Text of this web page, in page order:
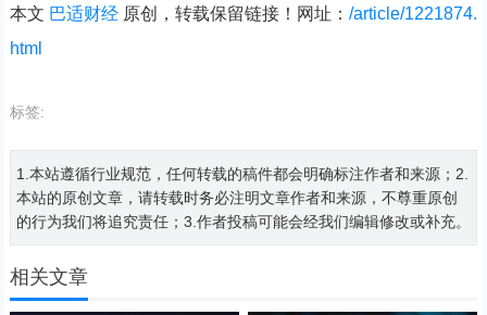
本文 巴适财经原创，转载保留链接！网址： /article/1221874.
html
标签:
1.本站遵循行业规范，任何转载的稿件都会明确标注作者和来源；2.
本站的原创文章，请转载时务必注明文章作者和来源，不尊重原创
的行为我们将追究责任；3.作者投稿可能会经我们编辑修改或补充。
相关文章